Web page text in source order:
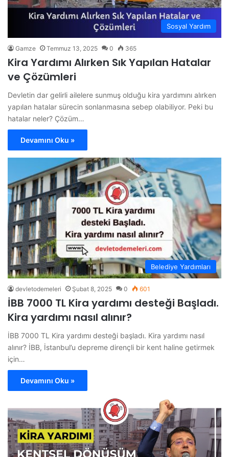
Sosyal Yardım
Gamze Temmuz 13, 2025 0 365
Kira Yardımı Alırken Sık Yapılan Hatalar
ve Çözümleri
Devletin dar gelirli ailelere sunmuş olduğu kira yardımını alırken
yapılan hatalar sürecin sonlanmasına sebep olabiliyor. Peki bu
hatalar neler? Çözüm…
Devamını Oku »
Belediye Yardımları
devletodemeleri Şubat 8, 2025 0 601
İBB 7000 TL Kira yardımı desteği Başladı.
Kira yardımı nasıl alınır?
İBB 7000 TL Kira yardımı desteği başladı. Kira yardımı nasıl
alınır? İBB, İstanbul’u depreme dirençli bir kent haline getirmek
için…
Devamını Oku »